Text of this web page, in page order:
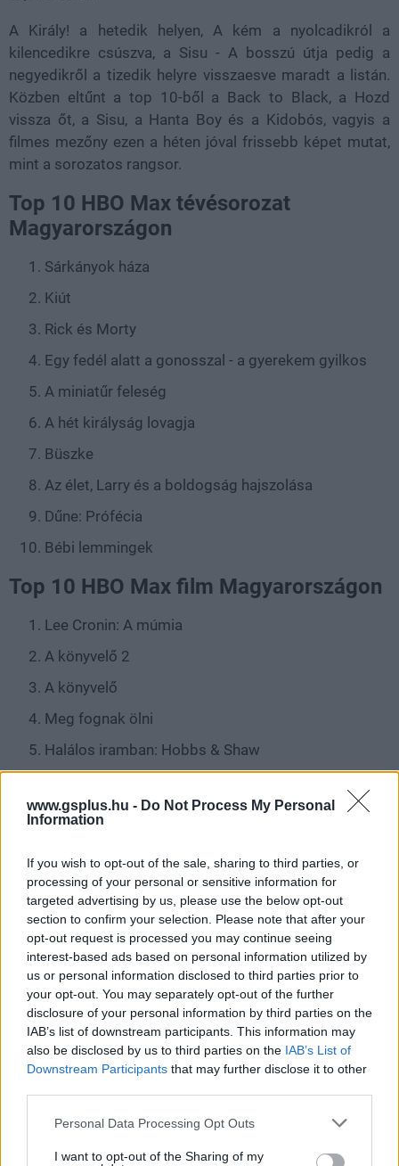
www.gsplus.hu - Do Not Process My Personal
Information
If you wish to opt-out of the sale, sharing to third parties, or
processing of your personal or sensitive information for
targeted advertising by us, please use the below opt-out
section to confirm your selection. Please note that after your
opt-out request is processed you may continue seeing
interest-based ads based on personal information utilized by
us or personal information disclosed to third parties prior to
your opt-out. You may separately opt-out of the further
disclosure of your personal information by third parties on the
IAB’s list of downstream participants. This information may
also be disclosed by us to third parties on the IAB’s List of
Downstream Participants that may further disclose it to other
Please note that this website/app uses one or more Google
not limited to your visit or usage behaviour. You may click to
Personal Data Processing Opt Outs
I want to opt-out of the Sharing of my
A Király! a hetedik helyen, A kém a nyolcadikról a
kilencedikre csúszva, a Sisu - A bosszú útja pedig a
negyedikről a tizedik helyre visszaesve maradt a listán.
Közben eltűnt a top 10-ből a Back to Black, a Hozd
vissza őt, a Sisu, a Hanta Boy és a Kidobós, vagyis a
filmes mezőny ezen a héten jóval frissebb képet mutat,
mint a sorozatos rangsor.
Top 10 HBO Max tévésorozat
Magyarországon
Sárkányok háza
Kiút
Rick és Morty
Egy fedél alatt a gonosszal - a gyerekem gyilkos
A miniatűr feleség
A hét királyság lovagja
Büszke
Az élet, Larry és a boldogság hajszolása
Dűne: Prófécia
Bébi lemmingek
Top 10 HBO Max film Magyarországon
Lee Cronin: A múmia
A könyvelő 2
A könyvelő
Meg fognak ölni
Halálos iramban: Hobbs & Shaw
Király!
A kém
Sisu - A bosszú útja
Nem akarsz lemaradni semmiről?
Rengeteg hír és cikk vár rád, lehet, hogy éppen nem
jön szembe GSO-n vagy a social médiában. Segítünk,
hogy naprakész maradj, kiválogatjuk neked a
legjobbakat,iratkozz fel hírlevelünkre!
megismertem és azt elfogadom.